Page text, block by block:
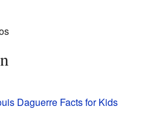
Daguerre Facts for Kids